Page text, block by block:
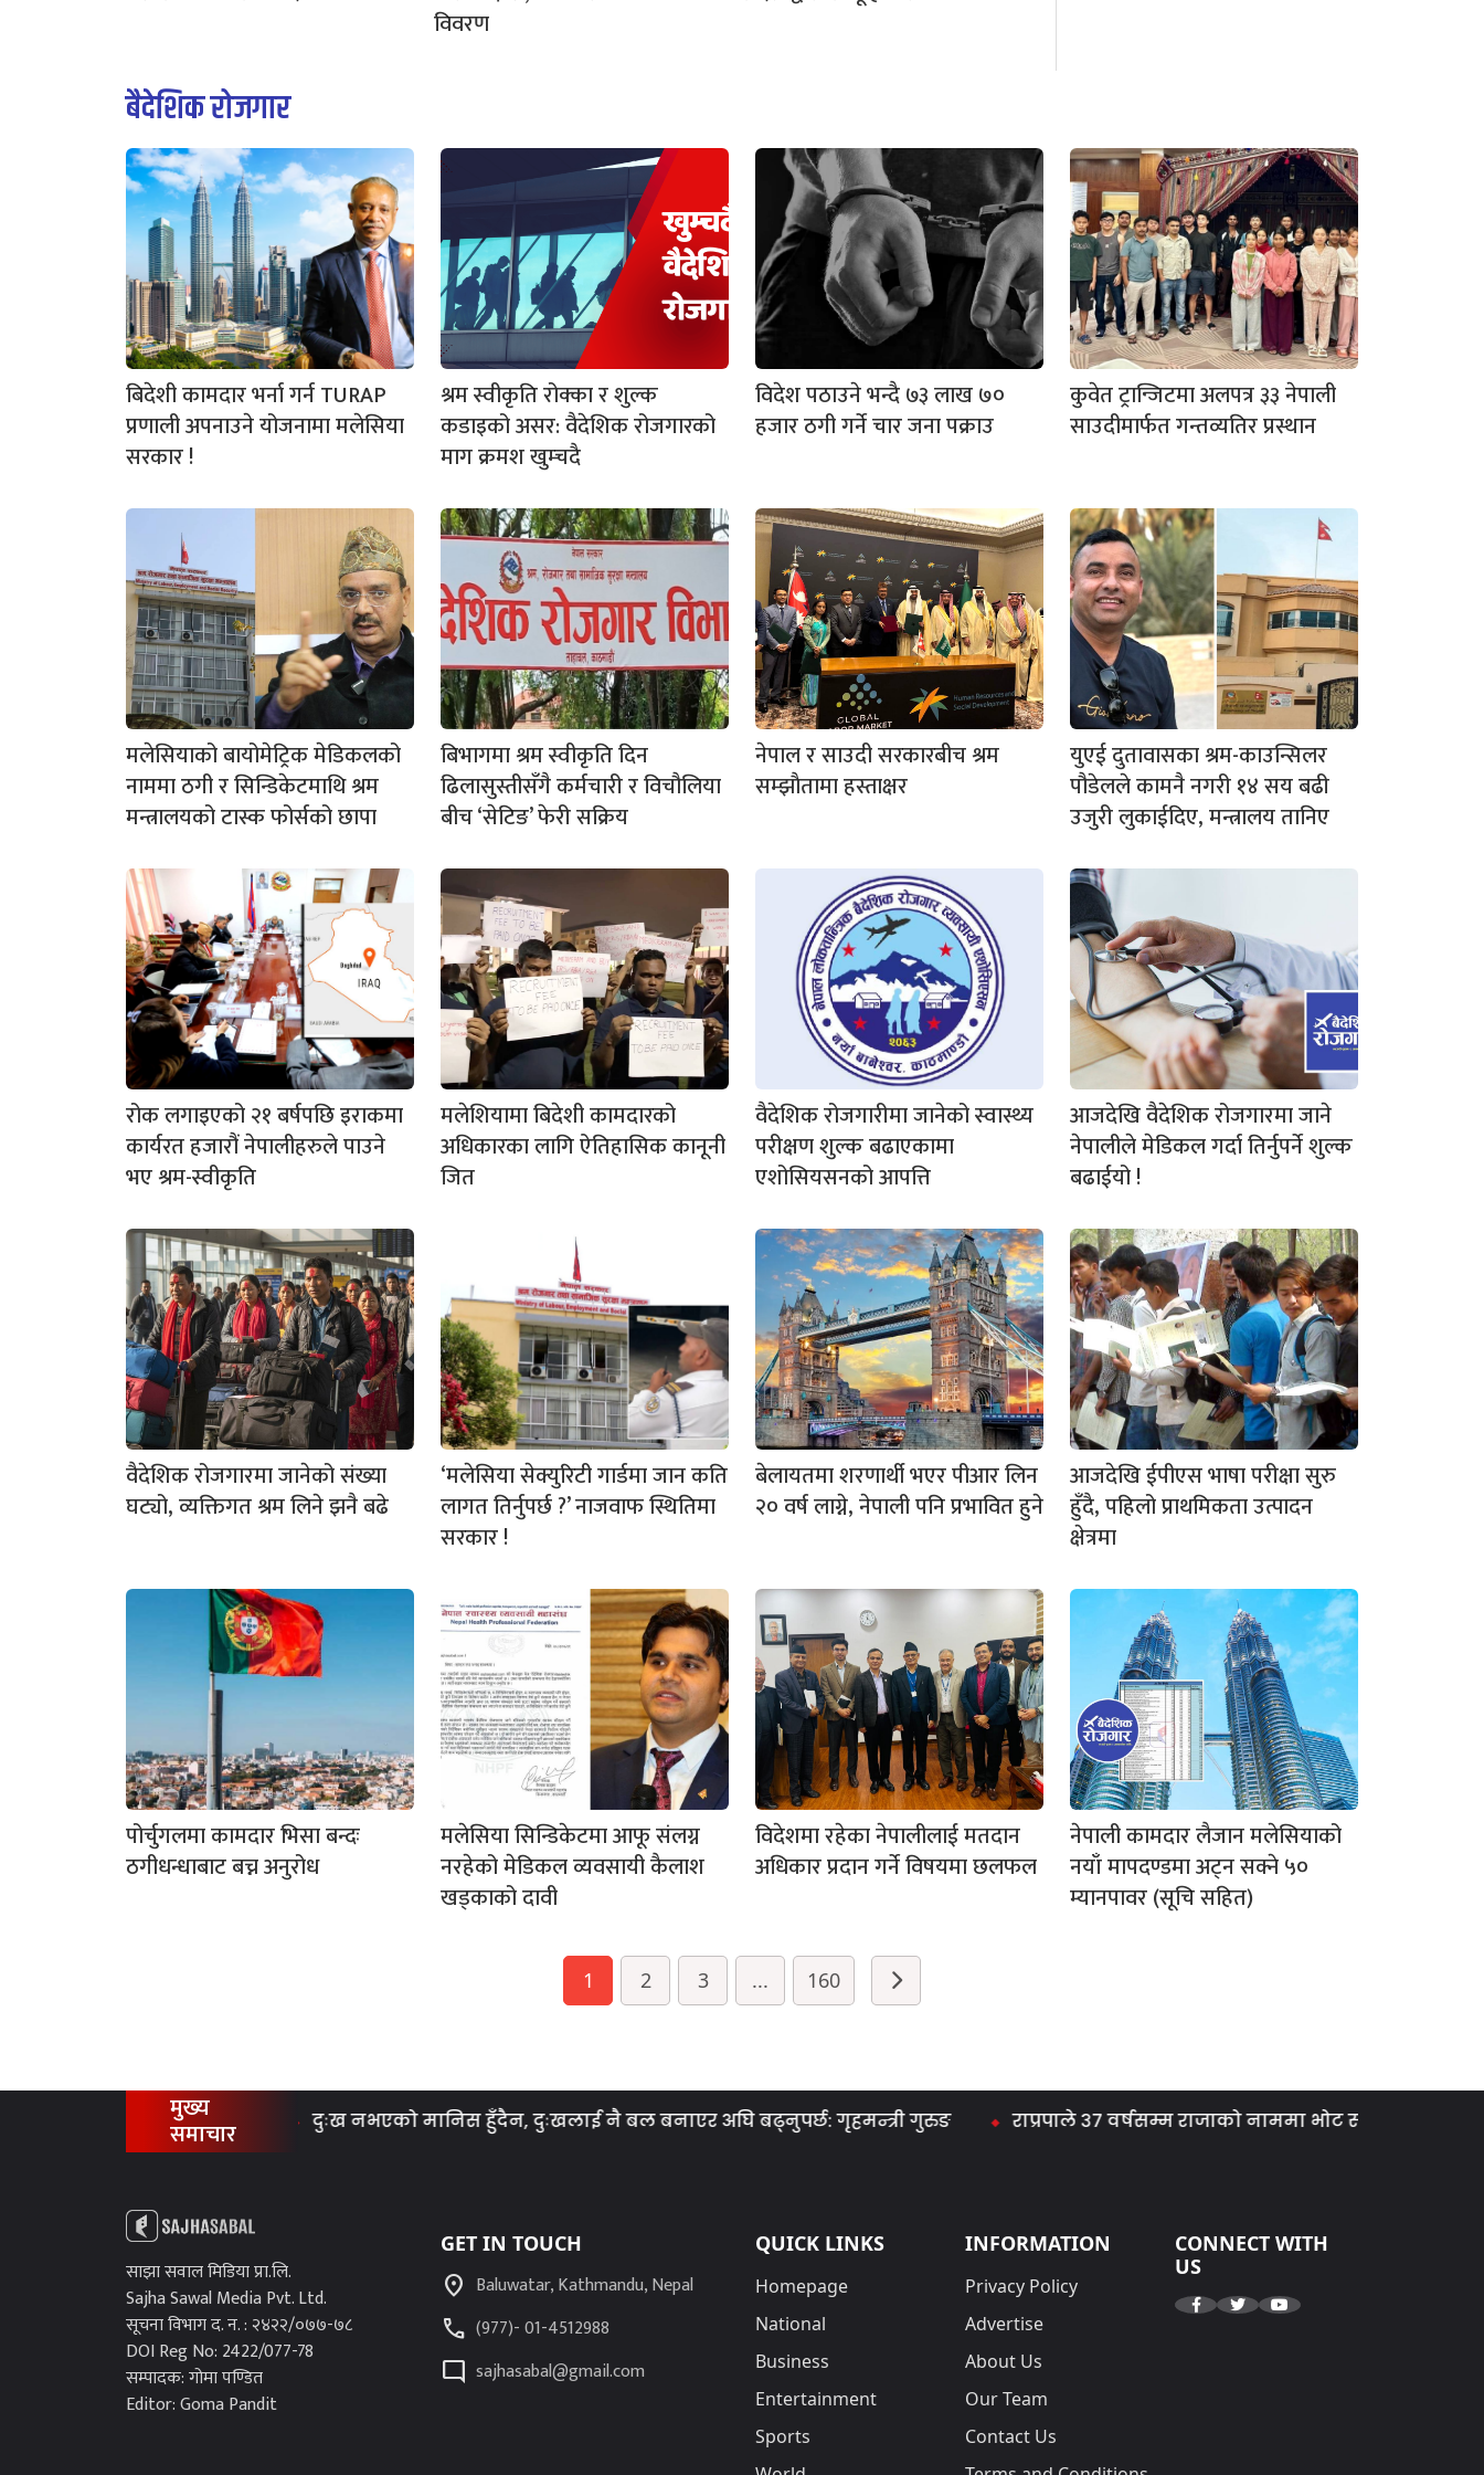
विवरण
बैदेशिक रोजगार
बिदेशी कामदार भर्ना गर्न TURAP
प्रणाली अपनाउने योजनामा मलेसिया
सरकार !
श्रम स्वीकृति रोक्का र शुल्क
कडाइको असर: वैदेशिक रोजगारको
माग क्रमश खुम्चदै
विदेश पठाउने भन्दै ७३ लाख ७०
हजार ठगी गर्ने चार जना पक्राउ
कुवेत ट्रान्जिटमा अलपत्र ३३ नेपाली
साउदीमार्फत गन्तव्यतिर प्रस्थान
मलेसियाको बायोमेट्रिक मेडिकलको
नाममा ठगी र सिन्डिकेटमाथि श्रम
मन्त्रालयको टास्क फोर्सको छापा
बिभागमा श्रम स्वीकृति दिन
ढिलासुस्तीसँगै कर्मचारी र विचौलिया
बीच ‘सेटिङ’ फेरी सक्रिय
नेपाल र साउदी सरकारबीच श्रम
सम्झाैतामा हस्ताक्षर
युएई दुतावासका श्रम-काउन्सिलर
पौडेलले कामनै नगरी १४ सय बढी
उजुरी लुकाईदिए, मन्त्रालय तानिए
रोक लगाइएको २१ बर्षपछि इराकमा
कार्यरत हजारौं नेपालीहरुले पाउने
भए श्रम-स्वीकृति
मलेशियामा बिदेशी कामदारको
अधिकारका लागि ऐतिहासिक कानूनी
जित
वैदेशिक रोजगारीमा जानेको स्वास्थ्य
परीक्षण शुल्क बढाएकामा
एशोसियसनको आपत्ति
आजदेखि वैदेशिक रोजगारमा जाने
नेपालीले मेडिकल गर्दा तिर्नुपर्ने शुल्क
बढाईयो !
वैदेशिक रोजगारमा जानेको संख्या
घट्यो, व्यक्तिगत श्रम लिने झनै बढे
‘मलेसिया सेक्युरिटी गार्डमा जान कति
लागत तिर्नुपर्छ ?’ नाजवाफ स्थितिमा
सरकार !
बेलायतमा शरणार्थी भएर पीआर लिन
२० वर्ष लाग्ने, नेपाली पनि प्रभावित हुने
आजदेखि ईपीएस भाषा परीक्षा सुरु
हुँदै, पहिलो प्राथमिकता उत्पादन
क्षेत्रमा
पोर्चुगलमा कामदार भिसा बन्दः
ठगीधन्धाबाट बच्न अनुरोध
मलेसिया सिन्डिकेटमा आफू संलग्न
नरहेको मेडिकल व्यवसायी कैलाश
खड्काको दावी
विदेशमा रहेका नेपालीलाई मतदान
अधिकार प्रदान गर्ने विषयमा छलफल
नेपाली कामदार लैजान मलेसियाको
नयाँ मापदण्डमा अट्न सक्ने ५०
म्यानपावर (सूचि सहित)
1 2 3 ... 160
मुख्य
समाचारदुःख नभएको मानिस हुँदैन, दुःखलाई नै बल बनाएर अघि बढ्नुपर्छ: गृहमन्त्री गुरुङ राप्रपाले ३७ वर्षसम्म राजाको नाममा भोट संकलन गर्‍यो: धवलशमशेर
साझा सवाल मिडिया प्रा.लि.
Sajha Sawal Media Pvt. Ltd.
सूचना विभाग द. न. : २४२२/०७७-७८
DOI Reg No: 2422/077-78
सम्पादक: गोमा पण्डित
Editor: Goma Pandit
GET IN TOUCH
location_on Baluwatar, Kathmandu, Nepal
call (977)- 01-4512988
mode_comment sajhasabal@gmail.com
QUICK LINKS
Homepage
National
Business
Entertainment
Sports
INFORMATION
Privacy Policy
Advertise
About Us
Our Team
Contact Us
CONNECT WITH
US